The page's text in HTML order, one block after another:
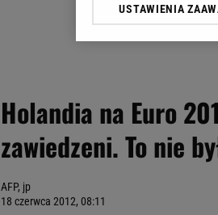
Holandia na Euro
zawiedzeni. To nie
AFP, jp
18 czerwca 2012, 08:11
Klikając „Akceptuję”
Zaufanych Partnerów i
My, nasi Zaufani
Przechowywanie
USTAWIENIA